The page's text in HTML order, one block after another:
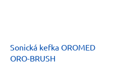
Sonická kefka OROMED
ORO-BRUSH